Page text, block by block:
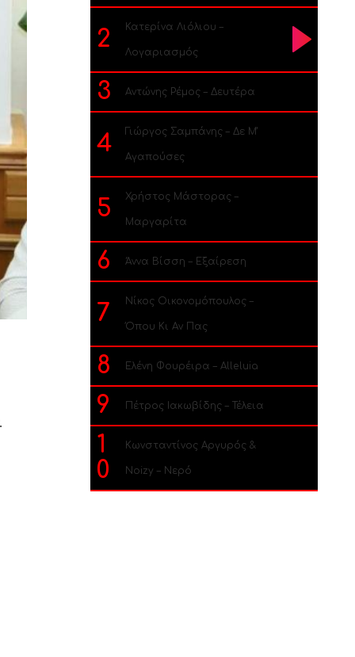
2 Κατερίνα Λιόλιου –
Λογαριασμός
3 Αντώνης Ρέμος – Δευτέρα
4 Γιώργος Σαμπάνης – Δε Μ’
Αγαπούσες
5 Χρήστος Μάστορας –
Μαργαρίτα
6 Άννα Βίσση – Εξαίρεση
7 Νίκος Οικονομόπουλος –
Όπου Κι Αν Πας
8 Ελένη Φουρέιρα – Alleluia
9 Πέτρος Ιακωβίδης – Τέλεια
1
0
Κωνσταντίνος Αργυρός &
Noizy – Νερό